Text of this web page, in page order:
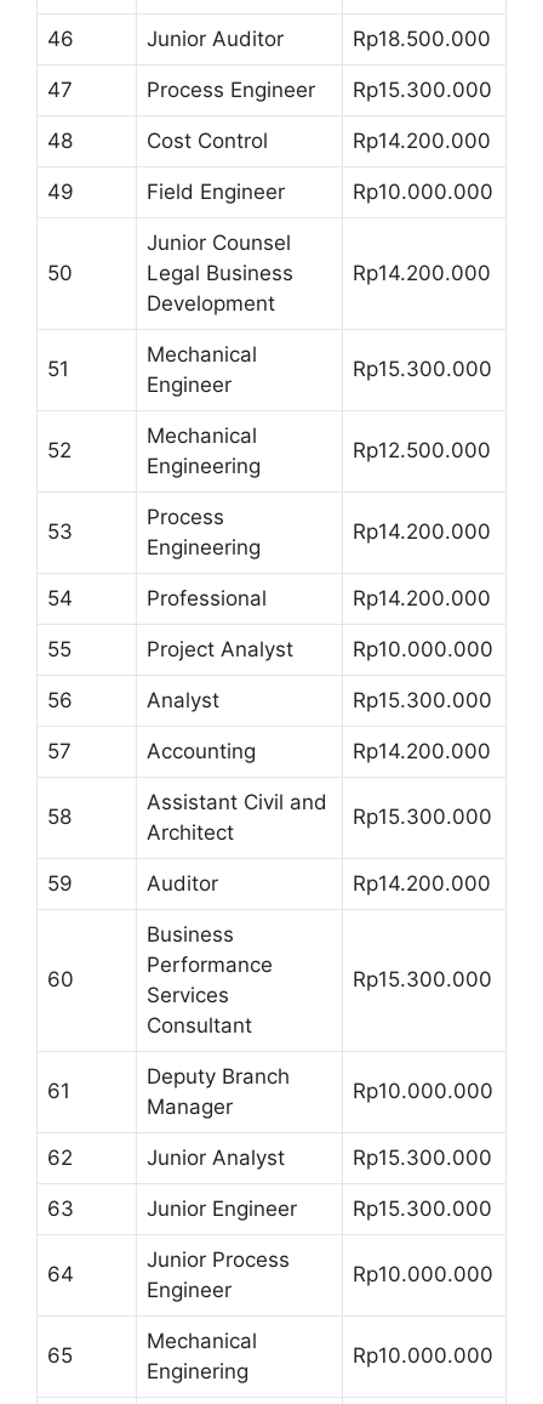
46 Junior Auditor Rp18.500.000
47 Process Engineer Rp15.300.000
48 Cost Control Rp14.200.000
49 Field Engineer Rp10.000.000
50
Junior Counsel
Legal Business
Development
Rp14.200.000
51
Mechanical
Engineer
Rp15.300.000
52
Mechanical
Engineering
Rp12.500.000
53
Process
Engineering
Rp14.200.000
54 Professional Rp14.200.000
55 Project Analyst Rp10.000.000
56 Analyst Rp15.300.000
57 Accounting Rp14.200.000
58
Assistant Civil and
Architect
Rp15.300.000
59 Auditor Rp14.200.000
60
Business
Performance
Services
Consultant
Rp15.300.000
61
Deputy Branch
Manager
Rp10.000.000
62 Junior Analyst Rp15.300.000
63 Junior Engineer Rp15.300.000
64
Junior Process
Engineer
Rp10.000.000
65
Mechanical
Enginering
Rp10.000.000